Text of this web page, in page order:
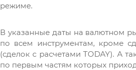
режиме.
В указанные даты на валютном
по всем инструментам, кроме
(сделок с расчетами TODAY). А
по первым частям которых
Введите символы на картинке: *